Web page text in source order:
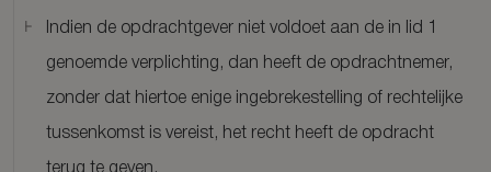
Indien de opdrachtgever niet voldoet aan de in lid 1
genoemde verplichting, dan heeft de opdrachtnemer,
zonder dat hiertoe enige ingebrekestelling of rechtelijke
tussenkomst is vereist, het recht heeft de opdracht
terug te geven.